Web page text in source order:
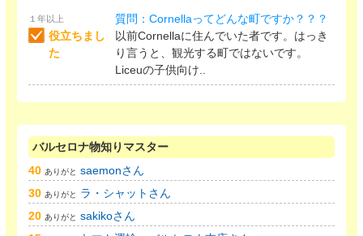
１年以上
役立ちまし
た
質問：Cornellaってどんな町ですか？？？
以前Cornellaに住んでいた者です。はっき
り言うと、観光する町ではないです。
Liceuの子供向け..
バルセロナ物知りマスター
40 ありがと saemonさん
30 ありがと
ラ・シャットさん
20 ありがと sakikoさん